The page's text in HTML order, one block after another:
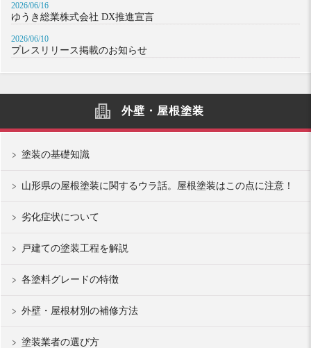
2026/06/16
ゆうき総業株式会社 DX推進宣言
2026/06/10
プレスリリース掲載のお知らせ
外壁・屋根塗装
塗装の基礎知識
山形県の屋根塗装に関するウラ話。屋根塗装はこの点に注意！
劣化症状について
戸建ての塗装工程を解説
各塗料グレードの特徴
外壁・屋根材別の補修方法
塗装業者の選び方